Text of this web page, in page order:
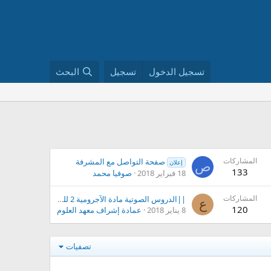
تسجيل الدخول تسجيل البحث
المشاركات
133 ص إعلان صفحة التواصل مع المشرفة
18 فبراير 2018
صوفيا محمد
المشاركات
120 ع
||الدروس الصوتية مادة الآجرومية 2 للشيخ علي الجلابنة - حفظه الله - ||
8 يناير 2018
عمادة إشراف معهد العلوم الشرعية العالمي
تصفيات